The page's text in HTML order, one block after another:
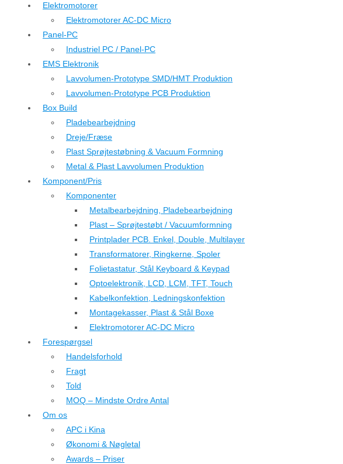
Elektromotorer
Elektromotorer AC-DC Micro
Panel-PC
Industriel PC / Panel-PC
EMS Elektronik
Lavvolumen-Prototype SMD/HMT Produktion
Lavvolumen-Prototype PCB Produktion
Box Build
Pladebearbejdning
Dreje/Fræse
Plast Sprøjtestøbning & Vacuum Formning
Metal & Plast Lavvolumen Produktion
Komponent/Pris
Komponenter
Metalbearbejdning, Pladebearbejdning
Plast – Sprøjtestøbt / Vacuumformning
Printplader PCB. Enkel, Double, Multilayer
Transformatorer, Ringkerne, Spoler
Folietastatur, Stål Keyboard & Keypad
Optoelektronik, LCD, LCM, TFT, Touch
Kabelkonfektion, Ledningskonfektion
Montagekasser, Plast & Stål Boxe
Elektromotorer AC-DC Micro
Forespørgsel
Handelsforhold
Fragt
Told
MOQ – Mindste Ordre Antal
Om os
APC i Kina
Økonomi & Nøgletal
Awards – Priser